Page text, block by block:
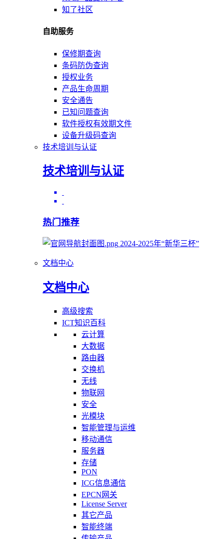
知了社区
自助服务
保修期查询
条码防伪查询
授权业务
产品生命周期
安全通告
已知问题查询
软件授权有效期文件
设备升级码查询
技术培训与认证
技术培训与认证
热门推荐
2024-2025年“新华三杯”
文档中心
文档中心
高级搜索
ICT知识百科
云计算
大数据
路由器
交换机
无线
物联网
安全
光模块
智能管理与运维
移动通信
服务器
存储
PON
ICG信息通信
EPCN网关
License Server
其它产品
智能终端